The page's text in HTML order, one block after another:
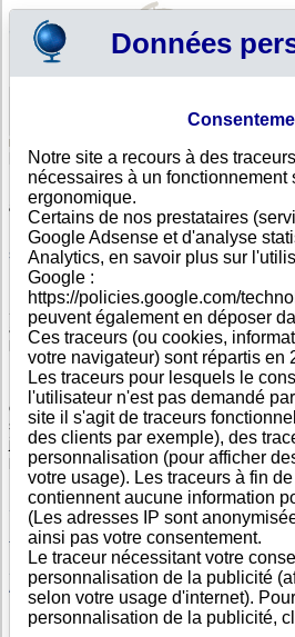
Votre
Somalie > Toutes villes
Liste d'entreprises somaliennes
à HARGEISA
Recherchez une entreprise somalienne
son adresse ou son numéro de registre
Si votre entreprise exporte et vend à une
auprès d'un fournisseur somalien, il est
la solidité et de la fiabilité de vos
En Afrique, Info-clipper.com vous apporte
cette évaluation notamment grâce au
solvabilité, au calcul des délais de
juridique des sociétés somaliennes en
procédures de redressement ou de
SAHAL TRANSPORT AND
LOGISTICS
TAYO TRANSPORT SERVICE
Somaliland Ankhor Fishing
Association & Rehabilitation
HORN RISK MANAGEMENT
Données
Notre site a recours à des
nécessaires à un fonctionnement
ergonomique.
Certains de nos prestataires
Google Adsense et d'analyse
Analytics, en savoir plus sur
Google :
https://policies.google.com/
peuvent également en déposer
Ces traceurs (ou cookies,
votre navigateur) sont répartis en
Les traceurs pour lesquels le
l'utilisateur n'est pas demandé
site il s'agit de traceurs
des clients par exemple), des
personnalisation (pour afficher
votre usage). Les traceurs à fin
contiennent aucune information
(Les adresses IP sont
ainsi pas votre consentement.
Le traceur nécessitant votre
personnalisation de la publicité
selon votre usage d'internet).
personnalisation de la publicité,